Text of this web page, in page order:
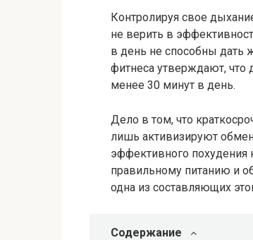
Контролируя свое
не верить в
в день не способны дать
фитнеса утверждают, что
менее 30 минут в день.
Дело в том, что
лишь активизируют
эффективного похудения
правильному питанию и
одна из составляющих
Содержание